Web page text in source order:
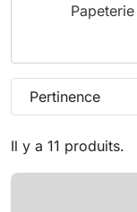
Papeterie
Il y a 11 produits.
Pertinence